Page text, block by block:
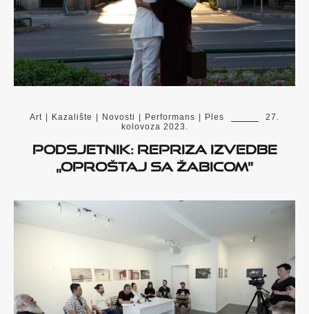
Art | Kazalište | Novosti | Performans | Ples
27.
kolovoza 2023.
Podsjetnik: Repriza izvedbe
„Oproštaj sa Žabicom”